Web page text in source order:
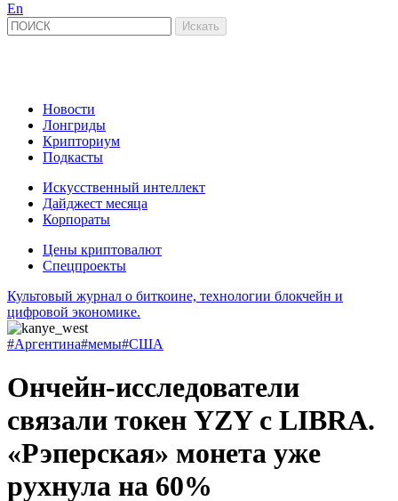
En
Новости
Лонгриды
Крипториум
Подкасты
Искусственный интеллект
Дайджест месяца
Корпораты
Цены криптовалют
Спецпроекты
Культовый журнал о биткоине, технологии блокчейн и
цифровой экономике.
#Аргентина#мемы#США
Ончейн-исследователи
связали токен YZY с LIBRA.
«Рэперская» монета уже
рухнула на 60%